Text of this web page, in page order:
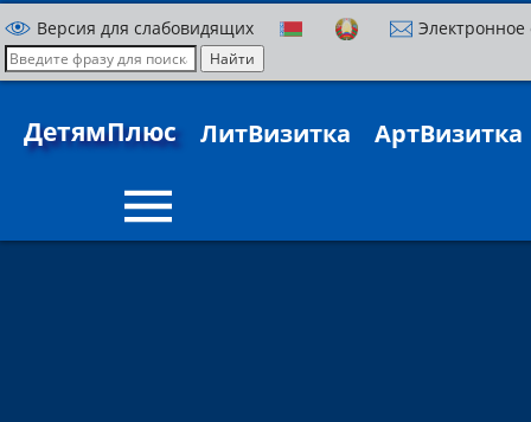
Версия для слабовидящих
ДетямПлюс ЛитВизитка АртВизитка